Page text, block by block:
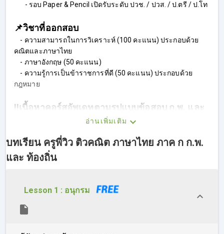
- รอบ Paper & Pencil เปิดรับระดับ ปวช. / ปวส. / ป.ตรี / ป.โท
📌วิชาที่ออกสอบ
- ความสามารถในการวิเคราะห์ (100 คะแนน) ประกอบด้วย
คณิตและภาษาไทย
- ภาษาอังกฤษ (50 คะแนน)
- ความรู้การเป็นข้าราชการที่ดี (50 คะแนน) ประกอบด้วย
กฎหมาย
‼️เนื้อหาคอร์สอัพเดทตามรูปแบบข้อสอบ ก.พ. และ
คอร์สครูพี่วิว ติวคณิต ภาษาไทย ภาค ก ก.พ. และ ท้องถิ่น จะสอน
ในหัวข้อแรก คือ ความสามารถในการวิเคราะห์ หรือที่ผู้สอบ ก.พ.
เรียกกันติดปากว่า คณิต ภาษาไทย และตรรกะ ซึ่งมีสัดส่วน
จากประกาศล่าสุดของทางสำนักงาน ก.พ. และแนวข้อสอบจริง
อ่านเพิ่มเติม
บทเรียน ครูพี่วิว ติวคณิต ภาษาไทย ภาค ก ก.พ.
และ ท้องถิ่น
Lesson 1 : อนุกรม